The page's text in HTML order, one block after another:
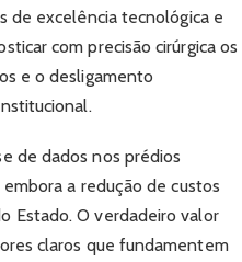
de excelência tecnológica e
com precisão cirúrgica os
e o desligamento
de dados nos prédios
a redução de custos
Estado. O verdadeiro valor
claros que fundamentem